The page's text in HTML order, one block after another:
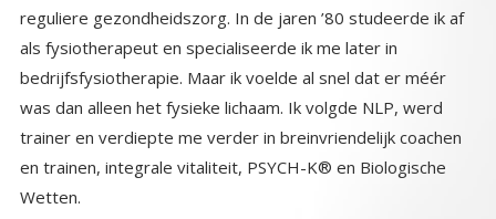
reguliere gezondheidszorg. In de jaren ’80 studeerde ik af
als fysiotherapeut en specialiseerde ik me later in
bedrijfsfysiotherapie. Maar ik voelde al snel dat er méér
was dan alleen het fysieke lichaam. Ik volgde NLP, werd
trainer en verdiepte me verder in breinvriendelijk coachen
en trainen, integrale vitaliteit, PSYCH-K® en Biologische
Wetten.